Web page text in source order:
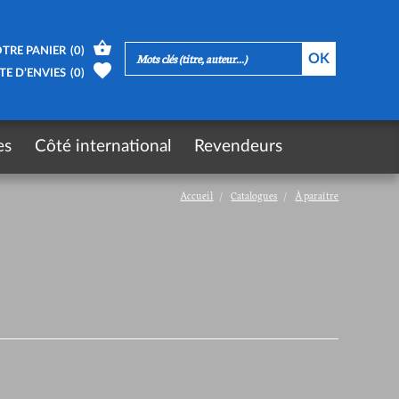
Accueil Catalogues À paraître
PANIER (0)
D’ENVIES (0)
Côté international Revendeurs